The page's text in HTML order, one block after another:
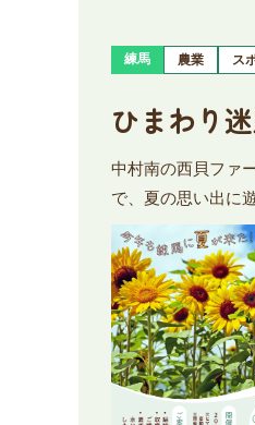
練馬 農業 ス
ひまわり
中村南の西貝ファ
で、夏の思い出に